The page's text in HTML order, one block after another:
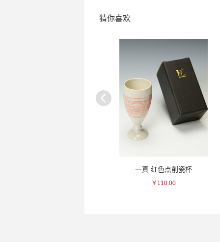
猜你喜欢
一真 红色点削瓷杯
￥110.00